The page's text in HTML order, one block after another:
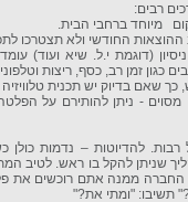
רבים:
מיוחד ברחבי הבית.
החודשי ולא תצטרכו
(דוגמת י.ל. שיא ועוד)
זמן רב, כסף, ריצות
שאם בדיוק יש תכנית
- ניתן להותירם על
רבות. להדיוטות – נדמות
שניתן להקל בו ראש. לטיב
ממנה אתם רוכשים את
תשיבו: "ומתי את?"